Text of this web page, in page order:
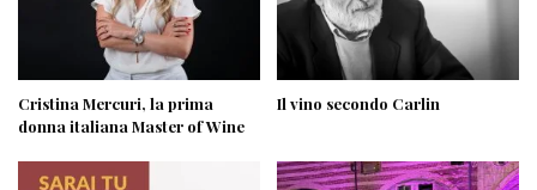
Cristina Mercuri, la prima
donna italiana Master of Wine
Il vino secondo Carlin